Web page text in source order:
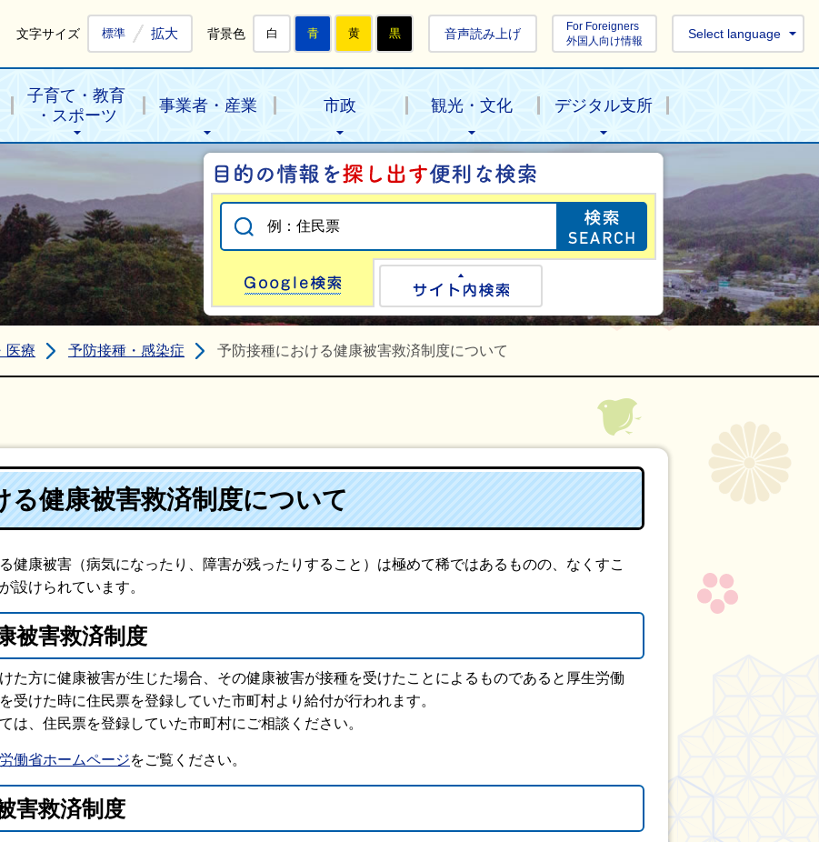
文字サイズ 標準 拡大 背景色 白 青 黄 黒 音声読み上げ
For Foreigners
外国人向け情報
Select language
子育て・教育
・スポーツ
事業者・産業 市政 観光・文化 デジタル支所
目的の情報を探
Google検索
医療 予防接種・感染症 予防接種における健康被害救済制度について
る健康被害救済制度について
健康被害（病気になったり、障害が残ったりすること）は極めて稀ではあるものの、なくすこ
設けられています。
被害救済制度
た方に健康被害が生じた場合、その健康被害が接種を受けたことによるものであると厚生労働
受けた時に住民票を登録していた市町村より給付が行われます。
は、住民票を登録していた市町村にご相談ください。
働省ホームページをご覧ください。
害救済制度